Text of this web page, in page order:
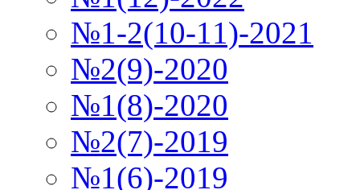
№1-2(10-11)-2021
№2(9)-2020
№1(8)-2020
№2(7)-2019
№1(6)-2019